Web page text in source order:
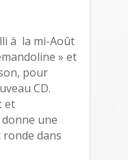
à la mi-Août
» et
pour
CD.
et
une
dans